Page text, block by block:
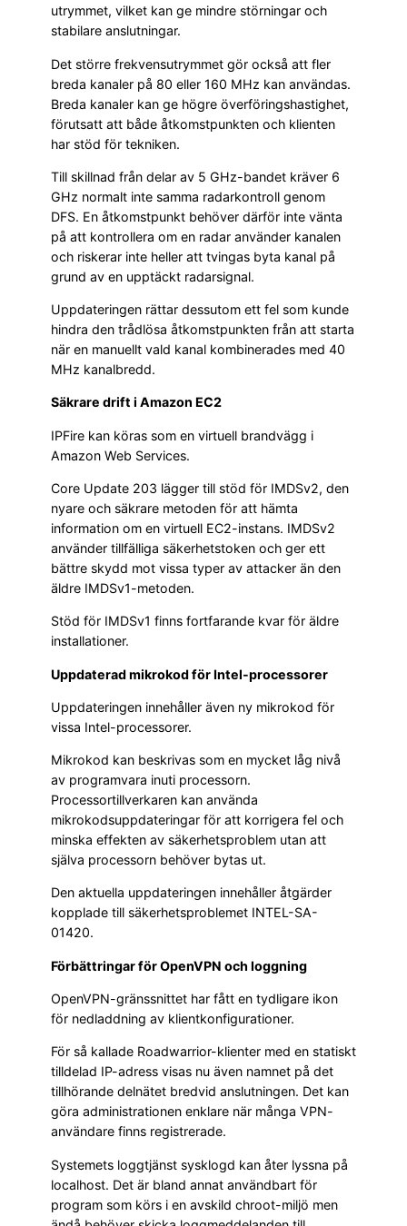
utrymmet, vilket kan ge mindre störningar och
stabilare anslutningar.
Det större frekvensutrymmet gör också att fler
breda kanaler på 80 eller 160 MHz kan användas.
Breda kanaler kan ge högre överföringshastighet,
förutsatt att både åtkomstpunkten och klienten
har stöd för tekniken.
Till skillnad från delar av 5 GHz-bandet kräver 6
GHz normalt inte samma radarkontroll genom
DFS. En åtkomstpunkt behöver därför inte vänta
på att kontrollera om en radar använder kanalen
och riskerar inte heller att tvingas byta kanal på
grund av en upptäckt radarsignal.
Uppdateringen rättar dessutom ett fel som kunde
hindra den trådlösa åtkomstpunkten från att starta
när en manuellt vald kanal kombinerades med 40
MHz kanalbredd.
Säkrare drift i Amazon EC2
IPFire kan köras som en virtuell brandvägg i
Amazon Web Services.
Core Update 203 lägger till stöd för IMDSv2, den
nyare och säkrare metoden för att hämta
information om en virtuell EC2-instans. IMDSv2
använder tillfälliga säkerhetstoken och ger ett
bättre skydd mot vissa typer av attacker än den
äldre IMDSv1-metoden.
Stöd för IMDSv1 finns fortfarande kvar för äldre
installationer.
Uppdaterad mikrokod för Intel-processorer
Uppdateringen innehåller även ny mikrokod för
vissa Intel-processorer.
Mikrokod kan beskrivas som en mycket låg nivå
av programvara inuti processorn.
Processortillverkaren kan använda
mikrokodsuppdateringar för att korrigera fel och
minska effekten av säkerhetsproblem utan att
själva processorn behöver bytas ut.
Den aktuella uppdateringen innehåller åtgärder
kopplade till säkerhetsproblemet INTEL-SA-
01420.
Förbättringar för OpenVPN och loggning
OpenVPN-gränssnittet har fått en tydligare ikon
för nedladdning av klientkonfigurationer.
För så kallade Roadwarrior-klienter med en statiskt
tilldelad IP-adress visas nu även namnet på det
tillhörande delnätet bredvid anslutningen. Det kan
göra administrationen enklare när många VPN-
användare finns registrerade.
Systemets loggtjänst sysklogd kan åter lyssna på
localhost. Det är bland annat användbart för
program som körs i en avskild chroot-miljö men